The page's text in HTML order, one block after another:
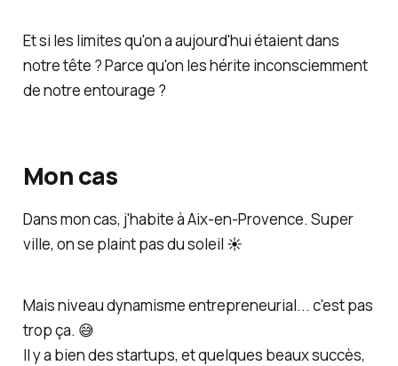
Et si les limites qu'on a aujourd'hui étaient dans
notre tête ? Parce qu'on les hérite inconsciemment
de notre entourage ?
Mon cas
Dans mon cas, j'habite à Aix-en-Provence. Super
ville, on se plaint pas du soleil ☀️
Mais niveau dynamisme entrepreneurial... c'est pas
trop ça. 😅
Il y a bien des startups, et quelques beaux succès,